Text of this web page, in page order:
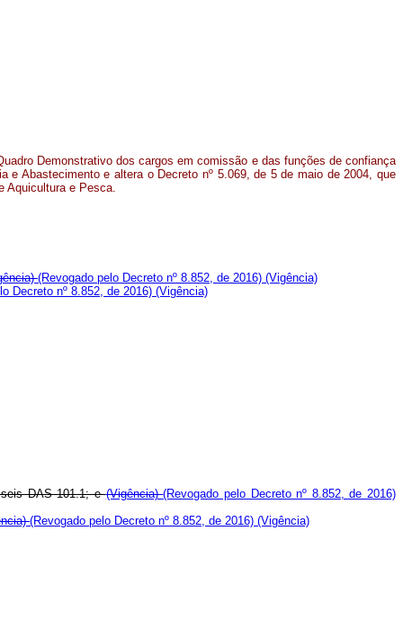
Demonstrativo dos cargos em comissão e das funções de confiança
e Abastecimento e altera o Decreto nº 5.069, de 5 de maio de 2004, que
Aquicultura e Pesca.
(Revogado pelo Decreto nº 8.852, de 2016) (Vigência)
Decreto nº 8.852, de 2016) (Vigência)
seis DAS 101.1; e(Vigência)(Revogado pelo Decreto nº 8.852, de 2016)
(Revogado pelo Decreto nº 8.852, de 2016) (Vigência)